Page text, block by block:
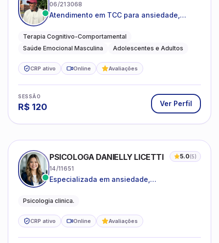
06/213068
Atendimento em TCC para ansiedade,
emocional
Terapia Cognitivo-Comportamental
Saúde Emocional Masculina
Adolescentes e Adultos
CRP ativo Online Avaliações
SESSÃO
R$ 120 Ver Perfil
PSICOLOGA DANIELLY LICETTI 5.0(5)
14/11651
Especializada em ansiedade,
Psicologia clinica.
CRP ativo Online Avaliações